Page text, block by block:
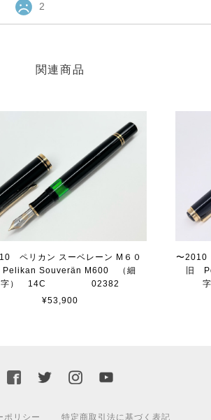
2
関連商品
ペリカン スーベレーン M６０
Souverän M600 （細
字） 14C 02382
¥53,900
〜2010
旧
ポリシー 特定商取引法に基づく表記